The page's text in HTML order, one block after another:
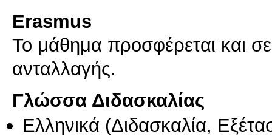
Erasmus
Το μάθημα προσφέρεται και
ανταλλαγής.
Γλώσσα Διδασκαλίας
Ελληνικά (Διδασκαλία,